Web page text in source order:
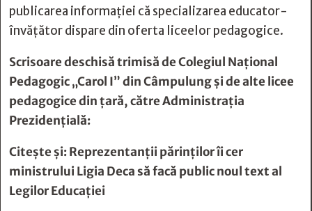
publicarea informației că specializarea educator-
învățător dispare din oferta liceelor pedagogice.
Scrisoare deschisă trimisă de Colegiul Național
Pedagogic „Carol I” din Câmpulung și de alte licee
pedagogice din țară, către Administrația
Prezidențială:
Citește și:Reprezentanţii părinţilor îi cer
ministrului Ligia Deca să facă public noul text al
Legilor Educaţiei